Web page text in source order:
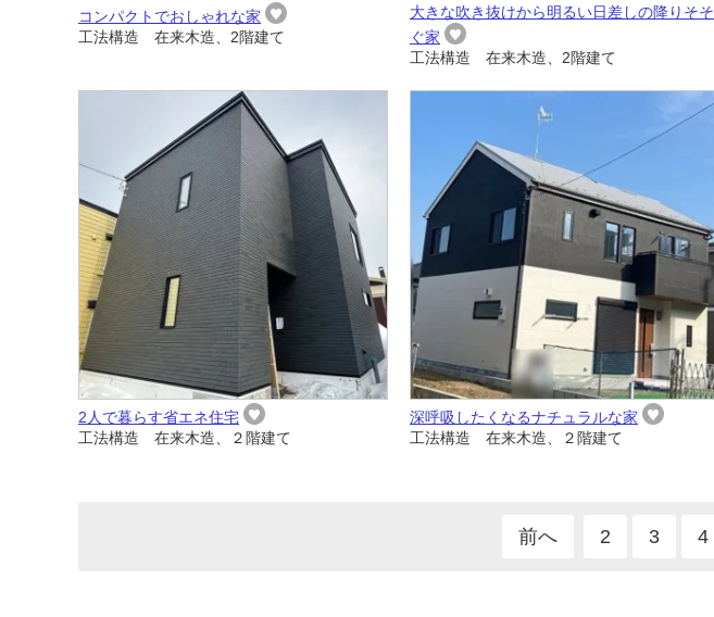
コンパクトでおしゃれな家
工法構造 在来木造、2階建て
大きな吹き抜けから明るい日差しの降りそそ
ぐ家
工法構造 在来木造、2階建て
2人で暮らす省エネ住宅
工法構造 在来木造、２階建て
深呼吸したくなるナチュラルな家
工法構造 在来木造、２階建て
前へ 2 3 4